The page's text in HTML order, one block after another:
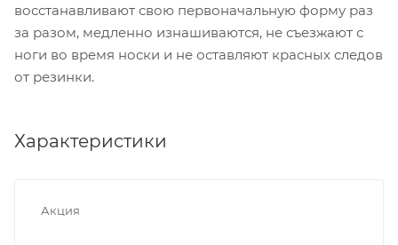
восстанавливают свою первоначальную форму раз
за разом, медленно изнашиваются, не съезжают с
ноги во время носки и не оставляют красных следов
от резинки.
Характеристики
Акция